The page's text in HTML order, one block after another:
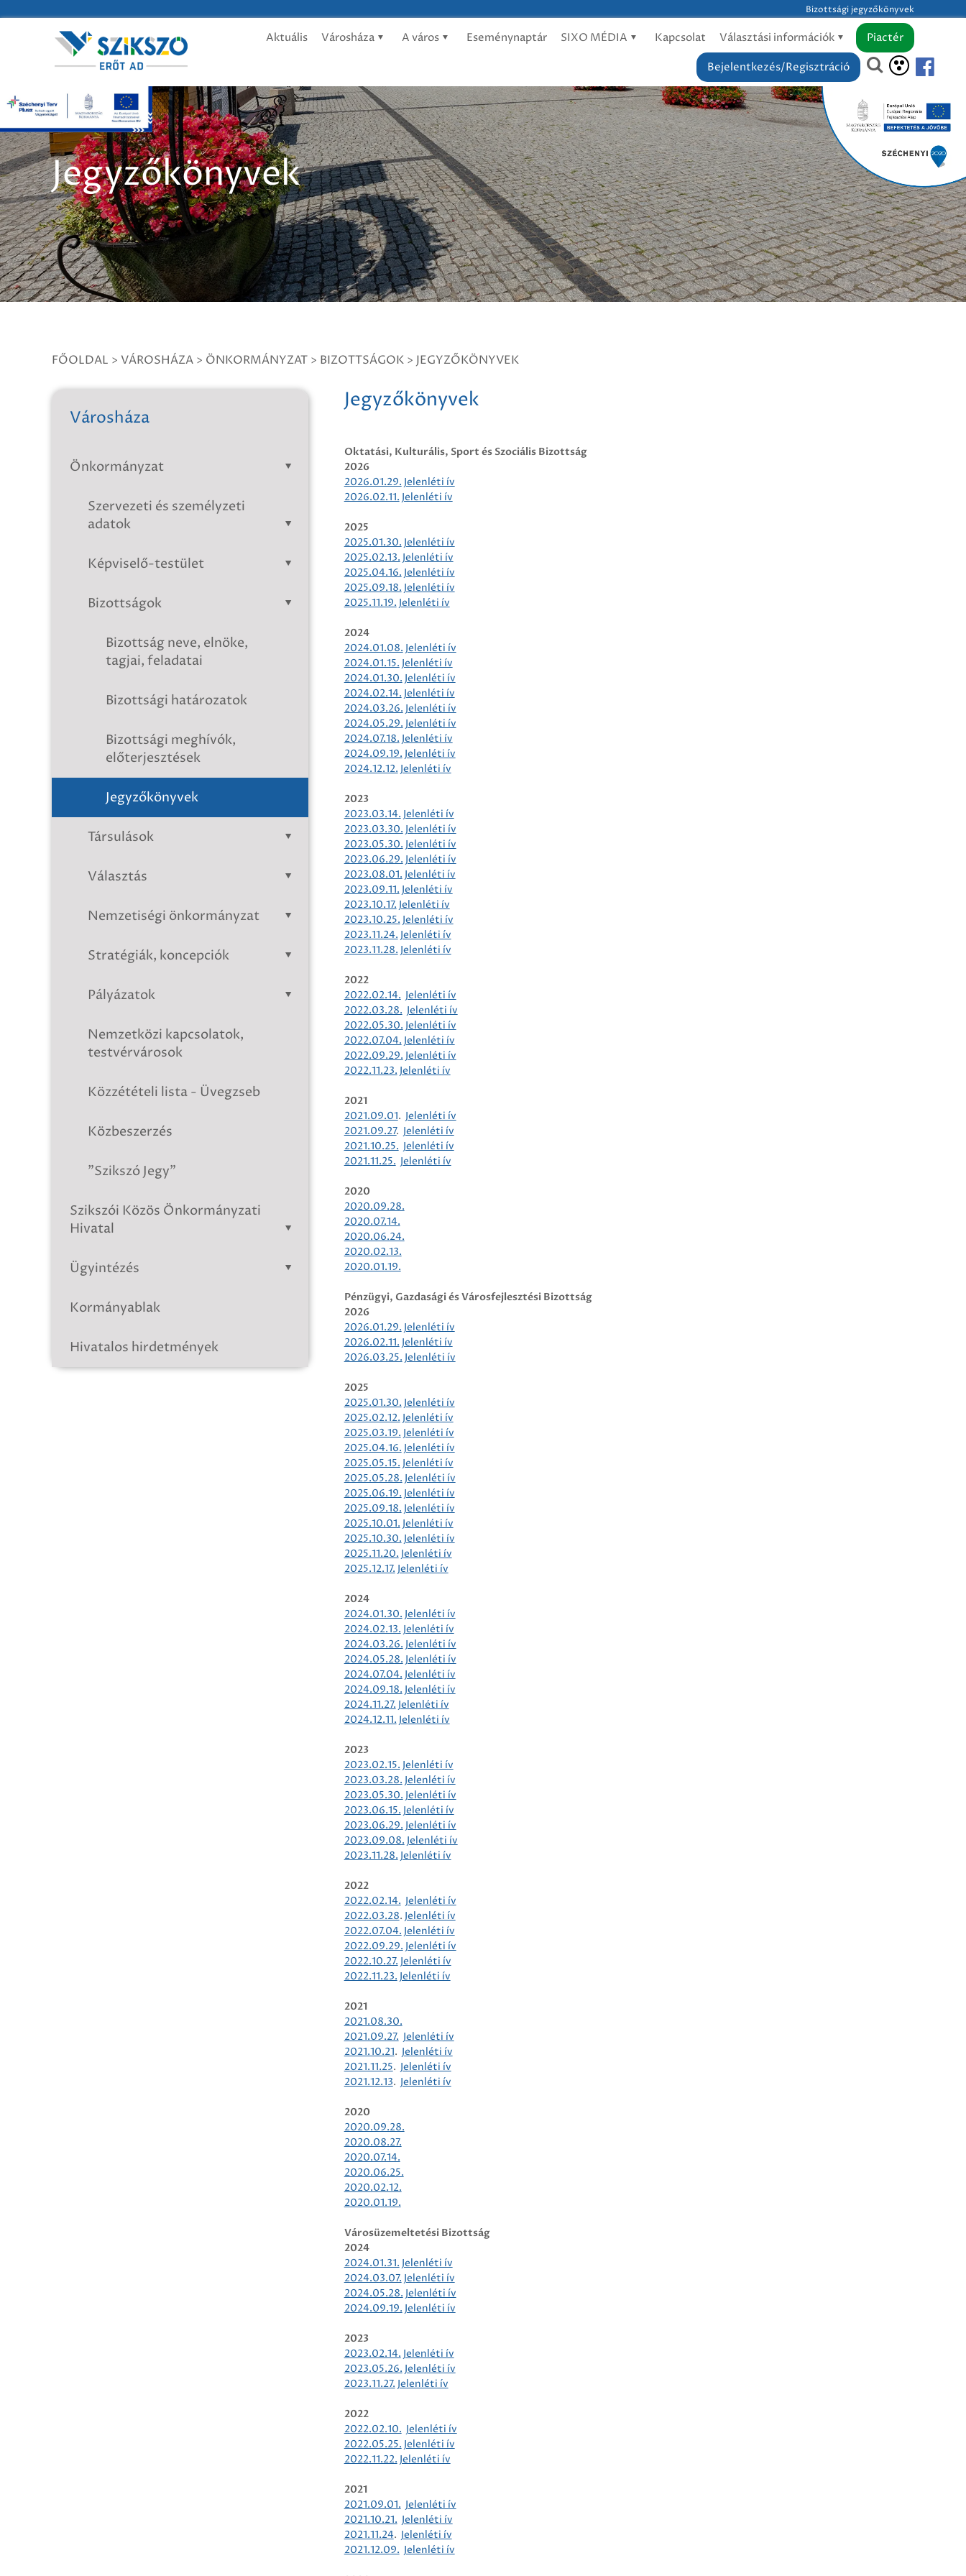
Bizottsági jegyzőkönyvek
Aktuális Városháza A város Eseménynaptár SIXO MÉDIA Kapcsolat Választási információk
Piactér
Bejelentkezés/Regisztráció
Jegyzőkönyvek
FŐOLDAL > VÁROSHÁZA > ÖNKORMÁNYZAT > BIZOTTSÁGOK > JEGYZŐKÖNYVEK
Városháza
Önkormányzat
Szervezeti és személyzeti
adatok
Képviselő-testület
Bizottságok
Bizottság neve, elnöke,
tagjai, feladatai
Bizottsági határozatok
Bizottsági meghívók,
előterjesztések
Jegyzőkönyvek
Társulások
Választás
Nemzetiségi önkormányzat
Stratégiák, koncepciók
Pályázatok
Nemzetközi kapcsolatok,
testvérvárosok
Közzétételi lista - Üvegzseb
Közbeszerzés
"Szikszó Jegy"
Szikszói Közös Önkormányzati
Hivatal
Ügyintézés
Kormányablak
Hivatalos hirdetmények
Jegyzőkönyvek
Oktatási, Kulturális, Sport és Szociális Bizottság
2026
2026.01.29. Jelenléti ív
2026.02.11. Jelenléti ív
2025
2025.01.30. Jelenléti ív
2025.02.13. Jelenléti ív
2025.04.16. Jelenléti ív
2025.09.18. Jelenléti ív
2025.11.19. Jelenléti ív
2024
2024.01.08. Jelenléti ív
2024.01.15. Jelenléti ív
2024.01.30. Jelenléti ív
2024.02.14. Jelenléti ív
2024.03.26. Jelenléti ív
2024.05.29. Jelenléti ív
2024.07.18. Jelenléti ív
2024.09.19. Jelenléti ív
2024.12.12. Jelenléti ív
2023
2023.03.14. Jelenléti ív
2023.03.30. Jelenléti ív
2023.05.30. Jelenléti ív
2023.06.29. Jelenléti ív
2023.08.01. Jelenléti ív
2023.09.11. Jelenléti ív
2023.10.17. Jelenléti ív
2023.10.25. Jelenléti ív
2023.11.24. Jelenléti ív
2023.11.28. Jelenléti ív
2022
2022.02.14. Jelenléti ív
2022.03.28. Jelenléti ív
2022.05.30. Jelenléti ív
2022.07.04. Jelenléti ív
2022.09.29. Jelenléti ív
2022.11.23. Jelenléti ív
2021
2021.09.01. Jelenléti ív
2021.09.27. Jelenléti ív
2021.10.25. Jelenléti ív
2021.11.25. Jelenléti ív
2020
2020.09.28.
2020.07.14.
2020.06.24.
2020.02.13.
2020.01.19.
Pénzügyi, Gazdasági és Városfejlesztési Bizottság
2026
2026.01.29. Jelenléti ív
2026.02.11. Jelenléti ív
2026.03.25. Jelenléti ív
2025
2025.01.30. Jelenléti ív
2025.02.12. Jelenléti ív
2025.03.19. Jelenléti ív
2025.04.16. Jelenléti ív
2025.05.15. Jelenléti ív
2025.05.28. Jelenléti ív
2025.06.19. Jelenléti ív
2025.09.18. Jelenléti ív
2025.10.01. Jelenléti ív
2025.10.30. Jelenléti ív
2025.11.20. Jelenléti ív
2025.12.17. Jelenléti ív
2024
2024.01.30. Jelenléti ív
2024.02.13. Jelenléti ív
2024.03.26. Jelenléti ív
2024.05.28. Jelenléti ív
2024.07.04. Jelenléti ív
2024.09.18. Jelenléti ív
2024.11.27. Jelenléti ív
2024.12.11. Jelenléti ív
2023
2023.02.15. Jelenléti ív
2023.03.28. Jelenléti ív
2023.05.30. Jelenléti ív
2023.06.15. Jelenléti ív
2023.06.29. Jelenléti ív
2023.09.08. Jelenléti ív
2023.11.28. Jelenléti ív
2022
2022.02.14. Jelenléti ív
2022.03.28. Jelenléti ív
2022.07.04. Jelenléti ív
2022.09.29. Jelenléti ív
2022.10.27. Jelenléti ív
2022.11.23. Jelenléti ív
2021
2021.08.30.
2021.09.27. Jelenléti ív
2021.10.21. Jelenléti ív
2021.11.25. Jelenléti ív
2021.12.13. Jelenléti ív
2020
2020.09.28.
2020.08.27.
2020.07.14.
2020.06.25.
2020.02.12.
2020.01.19.
VárosüzemeltetésiBizottság
2024
2024.01.31. Jelenléti ív
2024.03.07. Jelenléti ív
2024.05.28. Jelenléti ív
2024.09.19. Jelenléti ív
2023
2023.02.14. Jelenléti ív
2023.05.26. Jelenléti ív
2023.11.27. Jelenléti ív
2022
2022.02.10. Jelenléti ív
2022.05.25. Jelenléti ív
2022.11.22. Jelenléti ív
2021
2021.09.01. Jelenléti ív
2021.10.21. Jelenléti ív
2021.11.24. Jelenléti ív
2021.12.09. Jelenléti ív